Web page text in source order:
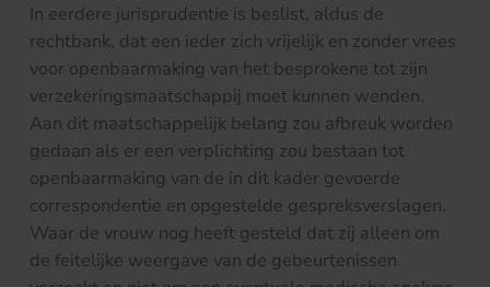
In eerdere jurisprudentie is beslist, aldus de
rechtbank, dat een ieder zich vrijelijk en zonder vrees
voor openbaarmaking van het besprokene tot zijn
verzekeringsmaatschappij moet kunnen wenden.
Aan dit maatschappelijk belang zou afbreuk worden
gedaan als er een verplichting zou bestaan tot
openbaarmaking van de in dit kader gevoerde
correspondentie en opgestelde gespreksverslagen.
Waar de vrouw nog heeft gesteld dat zij alleen om
de feitelijke weergave van de gebeurtenissen